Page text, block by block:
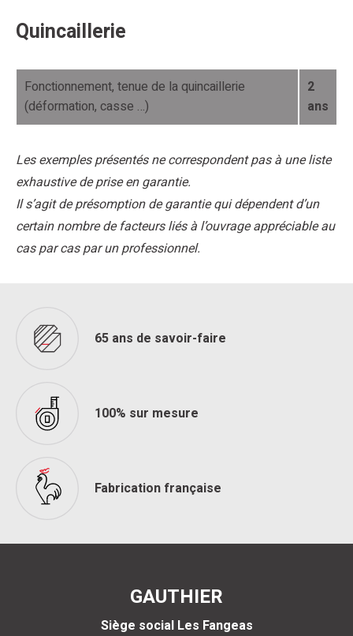
Quincaillerie
Fonctionnement, tenue de la quincaillerie
(déformation, casse …)
2
ans
Les exemples présentés ne correspondent pas à une liste
exhaustive de prise en garantie.
Il s’agit de présomption de garantie qui dépendent d’un
certain nombre de facteurs liés à l’ouvrage appréciable au
cas par cas par un professionnel.
65 ans de savoir-faire
100% sur mesure
Fabrication française
GAUTHIER
Siège social Les Fangeas